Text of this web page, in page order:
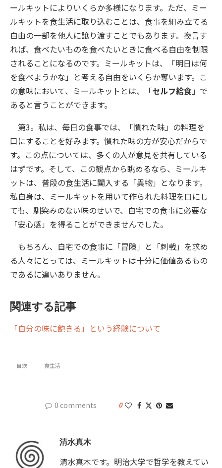
ールキットによりいくらか多様になります。ただ、ミー
ルキットを食生活に取り込むことは、食事を組み立てる
自由の一部を他人に譲り渡すことでもあります。換言す
れば、食べたいものを食べたいときに食べる自由を制限
されることになるのです。ミールキットは、「明日は何
を食べようかな」と考える自由をいくらか奪います。こ
の意味において、ミールキットとは、「セルフ給食」 で
あると言うことができます。
第3。私は、毎日の食事では、「慣れた味」の料理を
口にすることを好みます。慣れた味の方が安心だからで
す。この点については、多くの人が意見を共有している
はずです。そして、この観点から眺めるなら、ミールキ
ットは、普段の食生活に闖入する「異物」となります。
私自身は、ミールキットを用いて作られた料理を口にし
ても、馴染みのない味のせいで、自宅での食事に必要な
「安心感」を得ることができませんでした。
もちろん、自宅での食事に「冒険」と「刺戟」を求め
る人々にとっては、ミールキットは十分に価値あるもの
であるに違いありません。
関連する記事
「自分の味に飽きる」という経験について
自炊 食生活
0 comments 0
清水真木
清水真木です。明治大学で哲学を教えてい